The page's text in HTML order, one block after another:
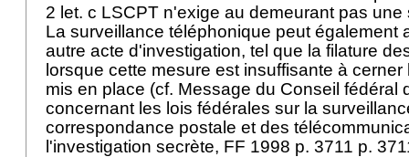
2 let. c LSCPT n'exige au demeurant pas
La surveillance téléphonique peut également
autre acte d'investigation, tel que la filature
lorsque cette mesure est insuffisante à
mis en place (cf. Message du Conseil fédéral
concernant les lois fédérales sur la
correspondance postale et des
l'investigation secrète, FF 1998 p. 3711 p.